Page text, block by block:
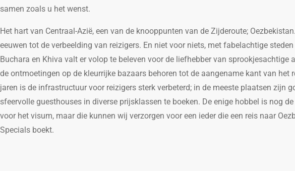
samen zoals u het wenst.
Het hart van Centraal-Azië, een van de knooppunten van de Zijderoute;
eeuwen tot de verbeelding van reizigers. En niet voor niets, met fabelachtige
Buchara en Khiva valt er volop te beleven voor de liefhebber van sprookjesachtige
de ontmoetingen op de kleurrijke bazaars behoren tot de aangename kant van het
jaren is de infrastructuur voor reizigers sterk verbeterd; in de meeste plaatsen zijn
sfeervolle guesthouses in diverse prijsklassen te boeken. De enige hobbel is nog
voor het visum, maar die kunnen wij verzorgen voor een ieder die een reis naar
Specials boekt.